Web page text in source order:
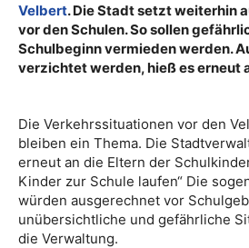
Velbert. Die Stadt setzt weiterhin
vor den Schulen. So sollen
Schulbeginn vermieden werden.
verzichtet werden, hieß es erneut
Die Verkehrssituationen vor den
bleiben ein Thema. Die
erneut an die Eltern der
Kinder zur Schule laufen“ Die
würden ausgerechnet vor
unübersichtliche und gefährliche
die Verwaltung.